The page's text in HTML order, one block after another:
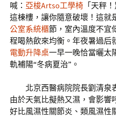
喊： 亞梭Artso工學椅 「天秤
這棟樓，讓你隨意破壞！這就
公室系統櫃節，室內溫度不宜
程喝熱飲來均衡。年夜暑過后
電動升降桌一早一晚恰當曬太
軌補陽“冬病夏治”。
北京西醫病院院長劉清泉
由於天氣比擬熱又濕，會影響
好比風濕性關節炎、類風濕性